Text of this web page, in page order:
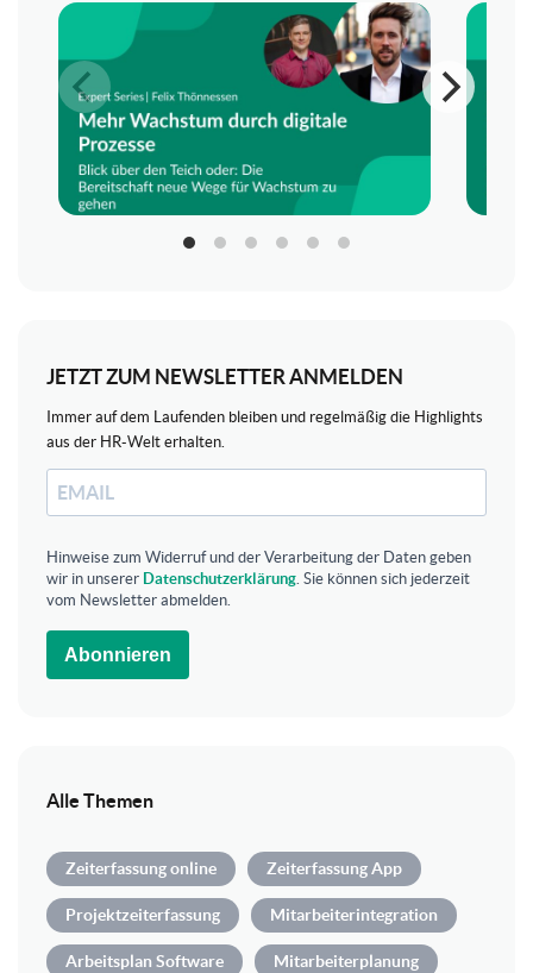
JETZT ZUM NEWSLETTER ANMELDEN
Immer auf dem Laufenden bleiben und regelmäßig die Highlights
aus der HR-Welt erhalten.
Hinweise zum Widerruf und der Verarbeitung der Daten geben
wir in unserer Datenschutzerklärung . Sie können sich jederzeit
vom Newsletter abmelden.
Abonnieren
Alle Themen
Zeiterfassung online Zeiterfassung App
Projektzeiterfassung Mitarbeiterintegration
Arbeitsplan Software Mitarbeiterplanung